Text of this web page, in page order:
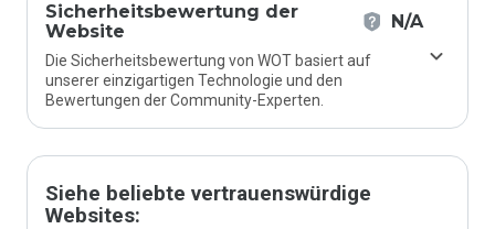
Sicherheitsbewertung der
Website
N/A
Die Sicherheitsbewertung von WOT basiert auf
unserer einzigartigen Technologie und den
Bewertungen der Community-Experten.
Siehe beliebte vertrauenswürdige
Websites: